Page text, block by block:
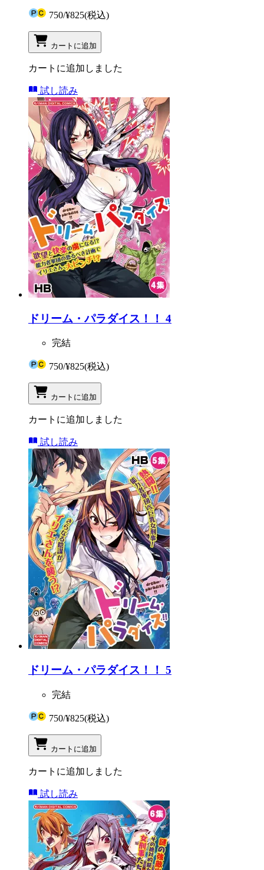
750/¥825(税込)
カートに追加
カートに追加しました
試し読み
ドリーム・パラダイス！！ 4
完結
750/¥825(税込)
カートに追加
カートに追加しました
試し読み
ドリーム・パラダイス！！ 5
完結
750/¥825(税込)
カートに追加
カートに追加しました
試し読み